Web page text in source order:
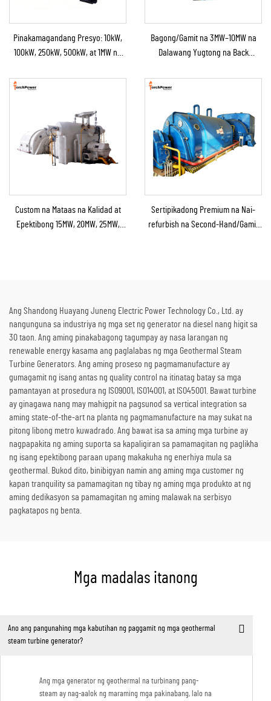
Pinakamagandang Presyo: 10kW,
100kW, 250kW, 500kW, at 1MW na
Industrial na Suplay ng
Bagong/Gamit na 3MW–10MW na
Dalawang Yugtong na Back
Turbine Generator para sa Power
Custom na Mataas na Kalidad at
Epektibong 15MW, 20MW, 25MW,
Sertipikadong Premium na Nai-
refurbish na Second-Hand/Gamit
Ang Shandong Huayang Juneng Electric Power Technology Co., Ltd. ay
nangunguna sa industriya ng mga set ng generator na diesel nang higit sa
30 taon. Ang aming pinakabagong tagumpay ay nasa larangan ng
renewable energy kasama ang paglalabas ng mga Geothermal Steam
Turbine Generators. Ang aming proseso ng pagmamanufacture ay
gumagamit ng isang antas ng quality control na itinatag batay sa mga
pamantayan at prosedura ng ISO9001, ISO14001, at ISO45001. Bawat turbine
ay ginagawa nang may mahigpit na pagsunod sa vertical integration sa
aming state-of-the-art na planta ng pagmamanufacture na may sukat na
pitong libong metro kuwadrado. Ang bawat isa sa aming mga turbine ay
nagpapakita ng aming suporta sa kapaligiran sa pamamagitan ng paglikha
ng isang epektibong paraan upang makakuha ng enerhiya mula sa
geothermal. Bukod dito, binibigyan namin ang aming mga customer ng
kapan tranquility sa pamamagitan ng tibay ng aming mga produkto at ng
aming dedikasyon sa pamamagitan ng aming malawak na serbisyo
pagkatapos ng benta.
Mga madalas itanong
Ano ang pangunahing mga kabutihan ng paggamit ng mga geothermal
steam turbine generator?
Ang mga generator ng geothermal na turbinang pang-
steam ay nag-aalok ng maraming mga pakinabang, lalo na